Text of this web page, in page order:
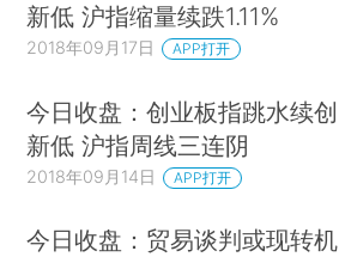
新低 沪指缩量续跌1.11%
2018年09月17日 APP打开
今日收盘：创业板指跳水续创
新低 沪指周线三连阴
2018年09月14日 APP打开
今日收盘：贸易谈判或现转机